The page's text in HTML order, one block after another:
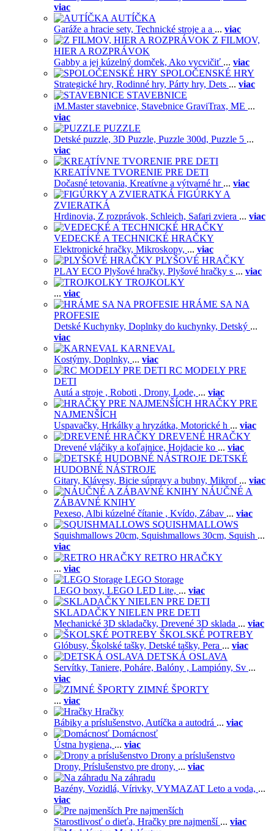
viac
AUTÍČKA
Garáže a hracie sety, Technické stroje a a ... viac
Z FILMOV,
HIER A ROZPRÁVOK
Gabby a jej kúzelný domček, Ako vycvičiť ... viac
SPOLOČENSKÉ HRY
Strategické hry, Rodinné hry, Párty hry, Dets ... viac
STAVEBNICE
iM.Master stavebnice, Stavebnice GraviTrax, ME ...
viac
PUZZLE
Detské puzzle, 3D Puzzle, Puzzle 300d, Puzzle 5 ...
viac
KREATÍVNE TVORENIE PRE DETI
Dočasné tetovania, Kreatívne a výtvarné hr ... viac
FIGÚRKY A
ZVIERATKÁ
Hrdinovia, Z rozprávok, Schleich, Safari zviera ... viac
VEDECKÉ A TECHNICKÉ HRAČKY
Elektronické hračky, Mikroskopy, ... viac
PLYŠOVÉ HRAČKY
PLAY ECO Plyšové hračky, Plyšové hračky s ... viac
TROJKOLKY
... viac
HRÁME SA NA
PROFESIE
Detské Kuchynky, Doplnky do kuchynky, Detský ...
viac
KARNEVAL
Kostýmy, Doplnky, ... viac
RC MODELY PRE
DETI
Autá a stroje , Roboti , Drony, Lode, ... viac
HRAČKY PRE
NAJMENŠÍCH
Uspavačky, Hrkálky a hryzátka, Motorické h ... viac
DREVENÉ HRAČKY
Drevené vláčiky a koľajnice, Hojdacie ko ... viac
DETSKÉ
HUDOBNÉ NÁSTROJE
Gitary, Klávesy, Bicie súpravy a bubny, Mikrof ... viac
NÁUČNÉ A
ZÁBAVNÉ KNIHY
Pexeso, Albi kúzelné čítanie , Kvído, Zábav ... viac
SQUISHMALLOWS
Squishmallows 20cm, Squishmallows 30cm, Squish ...
viac
RETRO HRAČKY
... viac
LEGO Storage
LEGO boxy, LEGO LED Lite, ... viac
SKLADAČKY NIELEN PRE DETI
Mechanické 3D skladačky, Drevené 3D sklada ... viac
ŠKOLSKÉ POTREBY
Glóbusy, Školské tašky, Detské tašky, Pera ... viac
DETSKÁ OSLAVA
Servítky, Taniere, Poháre, Balóny , Lampióny, Sv ...
viac
ZIMNÉ ŠPORTY
... viac
Hračky
Bábiky a príslušenstvo, Autíčka a autodrá ... viac
Domácnosť
Ústna hygiena, ... viac
Drony a príslušenstvo
Drony, Príslušenstvo pre drony, ... viac
Na záhradu
Bazény, Vozidlá, Vírivky, VYMAZAT Leto a voda, ...
viac
Pre najmenších
Starostlivosť o dieťa, Hračky pre najmenší ... viac